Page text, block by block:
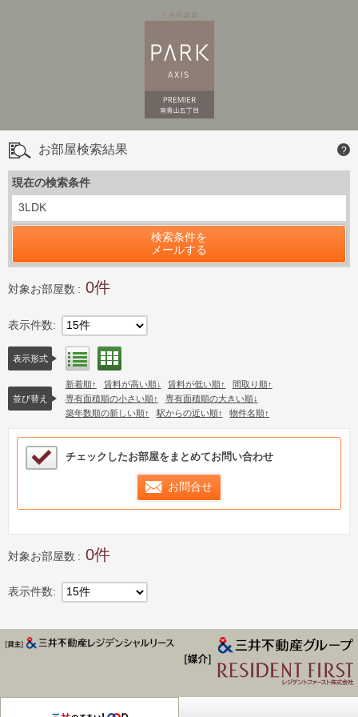
お部屋検索結果 ?
現在の検索条件
3LDK
検索条件を
メールする
対象お部屋数 0
表示件数 15件
表示形式 リスト表示
並び替え
新着順 賃料が高い順 賃料が低い順
間取り順
専有面積順の小さい順
専有面積順の大きい順
築年数順の新しい順
駅からの近い順 物件名順
検討中リストサンプル
チェックしたお部屋をまとめてお問い合わせ
お問合せ
対象お部屋数 0
表示件数 15件